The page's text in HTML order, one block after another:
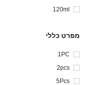
120ml
מפרט כללי
1PC
2pcs
5Pcs